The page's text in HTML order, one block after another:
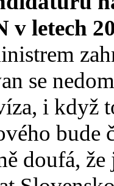
v letech
se
i když
bude
doufá,